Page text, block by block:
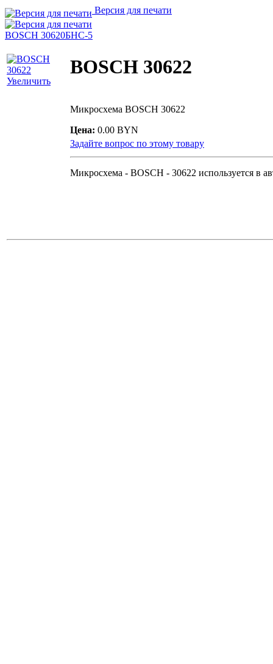
Версия для печати
BOSCH 30620БНС-5
Увеличить
BOSCH 30622
Микросхема BOSCH 30622
Цена: 0.00 BYN
Задайте вопрос по этому товару
Микросхема - BOSCH - 30622 используется в